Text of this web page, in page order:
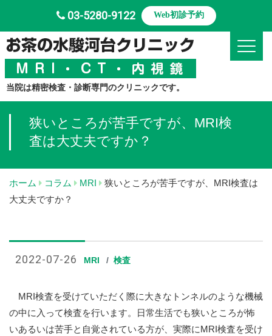
03-5280-9122 Web初診予約
当院は精密検査・診断専門のクリニックです。
狭いところが苦手ですが、MRI検
査は大丈夫ですか？
ホーム コラム MRI
狭いところが苦手ですが、MRI検査は
大丈夫ですか？
2022-07-26 MRI 検査
MRI検査を受けていただく際に大きなトンネルのような機械
の中に入って検査を行います。日常生活でも狭いところが怖
いあるいは苦手と自覚されている方が、実際にMRI検査を受け